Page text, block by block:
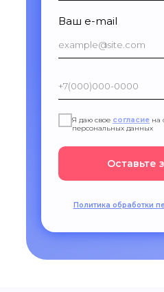
Политика обработки
Ваш e-mail
Я даю свое согласие на
персональных данных
Оставьте